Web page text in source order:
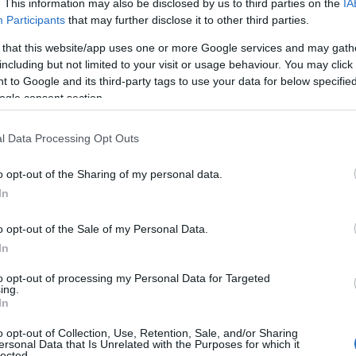
This information may also be disclosed by us to third parties on the
Participants that may further disclose it to other third parties.
that this website/app uses one or more Google services and may
but not limited to your visit or usage behaviour. You may
to Google and its third-party tags to use your data for below
consent section.
Data Processing Opt Outs
opt-out of the Sharing of my personal data.
opt-out of the Sale of my Personal Data.
opt-out of processing my Personal Data for Targeted
opt-out of Collection, Use, Retention, Sale, and/or Sharing
Data that Is Unrelated with the Purposes for which it
ξέσπασε σε επιχείρηση που
ανταλλακτικών, του σκραπ και των logistics,
Χίου. Τα πρώτα στοιχεία δείχνουν ότι
υπέστησαν ζημιές συνολικά τέσσερις
πυροσβεστικές δυνάμεις, ενώ εστάλη
συγκεκριμένου δρόμου. Οι πυκνοί
της Αττικής, φτάνοντας ακόμη και
βίντεο που δημοσιοποιήθηκε καταγράφει
σημειώθηκε κατά τη διάρκεια της φωτιάς.
στο Θριάσιο Νοσοκομείο. Δύο εξ
με ελαφρά εγκαύματα, ένας ακόμη
θεραπευτήριο, ενώ δύο έλαβαν εξιτήριο.